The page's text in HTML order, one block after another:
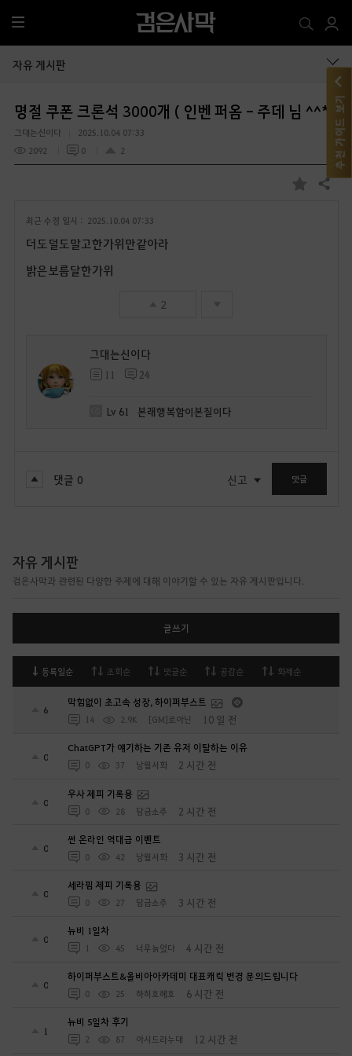
전
체
메
자유 게시판
명절 쿠폰 크론석 3000개 ( 인벤 퍼옴 - 주데 님 ^^*)
그대는신이다
2025.10.04 07:33
2092
0 2
즐
공유하기
최근 수정 일시 : 2025.10.04 07:33
더도덜도말고한가위만같아라
밝은보름달한가위
2
그대는신이다
11 24
Lv 61 본래행복함이본질이다
댓글 0 신고 댓글
자유 게시판
검은사막과 관련된 다양한 주제에 대해 이야기할 수 있는 자유 게시판입니다.
글쓰기
등록일순 조회순 댓글순 공감순 화제순
6
막힘없이 초고속 성장, 하이퍼부스트
14 2.9K [GM]로아닌 10 일 전
0
ChatGPT가 얘기하는 기존 유저 이탈하는 이유
0 37 낭월서화 2 시간 전
0
우사 제피 기록용
0 28 담금소주 2 시간 전
0
썬 온라인 역대급 이벤트
0 42 낭월서화 3 시간 전
0
세라핌 제피 기록용
0 27 담금소주 3 시간 전
0
뉴비 1일차
1 45 너무늙었다 4 시간 전
0
하이퍼부스트&올비아아카데미 대표캐릭 변경 문의드립니다
0 25 하히호헤호 6 시간 전
1
뉴비 5일차 후기
2 87 아시드라누대 12 시간 전
추천 가이드 보기